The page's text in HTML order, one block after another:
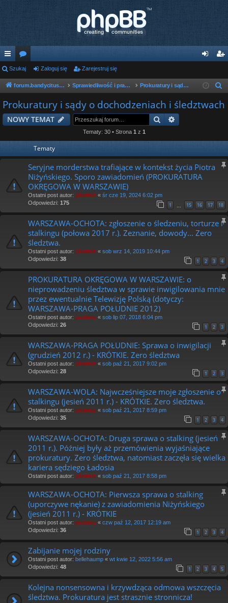
ię
ce
j
…
or
a og ej
es
ę
Szukaj Zaloguj się Zarejestruj się
forum.bandycituska.com Sprawiedliwość i prawo w państwie bandyckim Prokuratury i sądy o dochodzeniach i śledztwach
u
j
Prokuratury i sądy o dochodzeniach i śledztwach
NOWY TEMAT Szukaj
Tematy: 30 • Strona 1 z 1
Tematy
Seryjne morderstwa trafiające w kontekst życia Piotra
Niżyńskiego. Sporo zawiadomień (PROKURATURA
OKRĘGOWA W WARSZAWIE)
Ostatni post autor: piotrniz « śr cze 19, 2024 6:02 pm
Odpowiedzi: 175 1 15 16 17 18
WARSZAWA-OCHOTA: zgłoszenie o śledzeniu, torturze i
stalkingu (połowa 2017 r.). Zeznanie, dowody... Zero
śledztwa.
Ostatni post autor: piotrniz « sob wrz 14, 2019 10:44 pm
Odpowiedzi: 38 1 2 3 4
PROKURATURA OKRĘGOWA W WARSZAWIE: o
nieprowadzeniu śledztwa w sprawie inwigilowania mnie
przez ewentualnie Telewizję Polską (dotyczy:
WARSZAWA-PRAGA POŁUDNIE 2012)
Ostatni post autor: piotrniz « sob lip 07, 2018 6:04 pm
Odpowiedzi: 26 1 2 3
WARSZAWA-PRAGA POŁUDNIE: Sprawa o inwigilacji
(grudzień 2012 r.) - KRÓTKIE. Zero śledztwa
Ostatni post autor: piotrniz « sob paź 21, 2017 9:02 pm
Odpowiedzi: 28 1 2 3
WARSZAWA-WOLA: Najwcześniejsze moje zgłoszenie o
stalkingu (jesień 2011 r.) - KRÓTKIE. Zero śledztwa.
Ostatni post autor: piotrniz « sob paź 21, 2017 8:59 pm
Odpowiedzi: 35 1 2 3 4
WARSZAWA-OCHOTA: Druga sprawa o stalking (jesień
2011 r.). Później były aż przemówienia wyjaśniające
prokuratury. Zero śledztwa, natomiast zaczęła się wielka
kariera sędziego Ładosia
Ostatni post autor: piotrniz « sob paź 21, 2017 8:58 pm
WARSZAWA-OCHOTA: Pierwsza sprawa o stalking
(uporczywe nękanie) z zawiadomienia Niżyńskiego
(jesień 2011 r.) - KRÓTKIE
Ostatni post autor: piotrniz « czw paź 12, 2017 12:19 am
Odpowiedzi: 36 1 2 3 4
Zabijanie mojej rodziny
Ostatni post autor: bellehaump « wt kwie 12, 2022 5:56 am
Odpowiedzi: 48 1 2 3 4 5
Kolejna nonsensowna i krzywdząca odmowa wszczęcia
śledztwa. Prokuratura jest strasznie stronnicza!